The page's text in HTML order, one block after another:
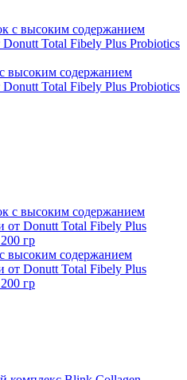
высоким содержанием
Total Fibely Plus Probiotics
высоким содержанием
от Donutt Total Fibely Plus
гр